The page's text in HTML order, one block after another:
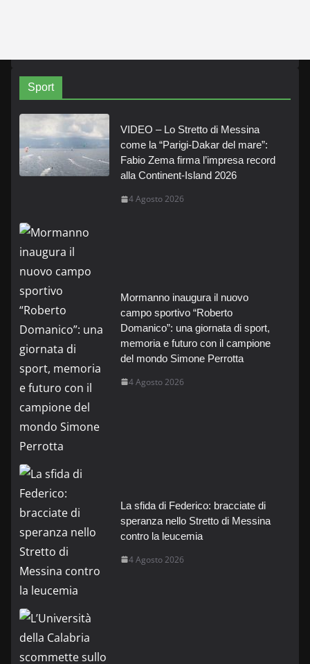
Sport
VIDEO – Lo Stretto di Messina
come la “Parigi-Dakar del mare”:
Fabio Zema firma l’impresa record
alla Continent-Island 2026
4 Agosto 2026
Mormanno inaugura il nuovo
campo sportivo “Roberto
Domanico”: una giornata di sport,
memoria e futuro con il campione
del mondo Simone Perrotta
4 Agosto 2026
La sfida di Federico: bracciate di
speranza nello Stretto di Messina
contro la leucemia
4 Agosto 2026